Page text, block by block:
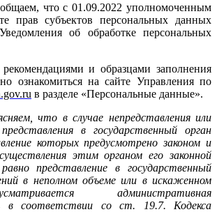
что с 01.09.2022 уполномоченным
прав субъектов персональных данных
об обработке персональных
и образцами заполнения
ознакомиться на сайте Управления по
в разделе «Персональные данные».
что в случае непредставления или
представления в государственный орган
которых предусмотрено законом и
этим органом его законной
представление в государственный
в неполном объеме или в искаженном
административная
в соответствии со ст. 19.7. Кодекса